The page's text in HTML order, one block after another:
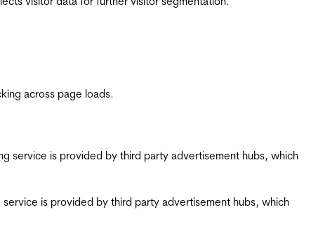
across page loads.
service is provided by third party advertisement hubs, which
is provided by third party advertisement hubs, which